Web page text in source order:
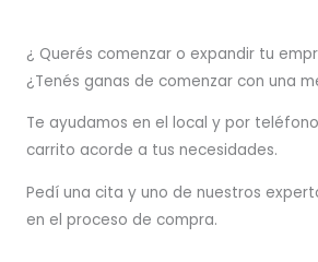
¿ Querés comenzar o expandir tu
¿Tenés ganas de comenzar con una
Te ayudamos en el local y por
carrito acorde a tus necesidades.
Pedí una cita y uno de nuestros
en el proceso de compra.